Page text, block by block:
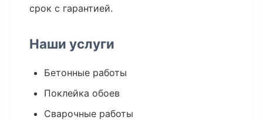
срок с гарантией.
Наши услуги
Бетонные работы
Поклейка обоев
Сварочные работы